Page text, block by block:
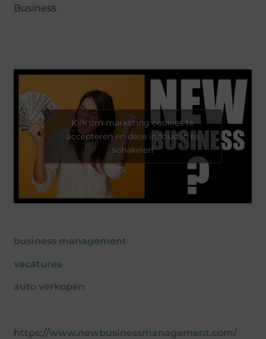
Business
Klik om marketing cookies te
accepteren en deze inhoud in te
schakelen
business management
vacatures
auto verkopen
https://www.newbusinessmanagement.com/